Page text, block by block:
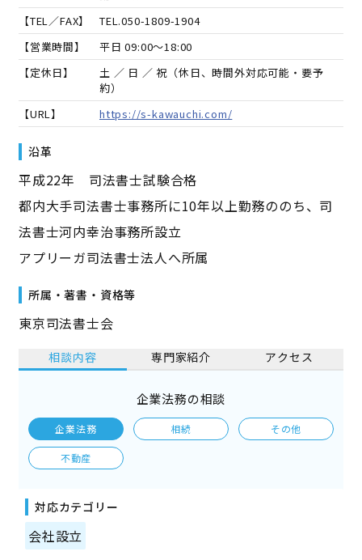
【TEL／FAX】
TEL.050-1809-1904
【営業時間】
平日 09:00～18:00
【定休日】
土 ／ 日 ／ 祝（休日、時間外対応可能・要予
約）
【URL】
https://s-kawauchi.com/
沿革
平成22年 司法書士試験合格
都内大手司法書士事務所に10年以上勤務ののち、司
法書士河内幸治事務所設立
アプリーガ司法書士法人へ所属
所属・著書・資格等
東京司法書士会
相談内容 専門家紹介 アクセス
企業法務の相談
企業法務 相続 その他
不動産
対応カテゴリー
会社設立